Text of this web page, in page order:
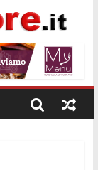
e sapori al
arresto
arresto a